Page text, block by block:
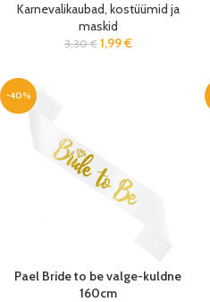
Karnevalikaubad, kostüümid ja
maskid
3,30€ 1,99€
-40%
Pael Bride to be valge-kuldne
160cm